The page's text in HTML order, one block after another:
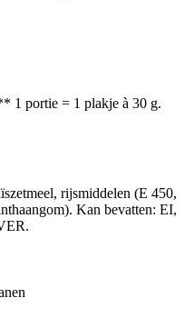
1 portie = 1 plakje à 30 g.
rijsmiddelen (E 450,
Kan bevatten: EI,